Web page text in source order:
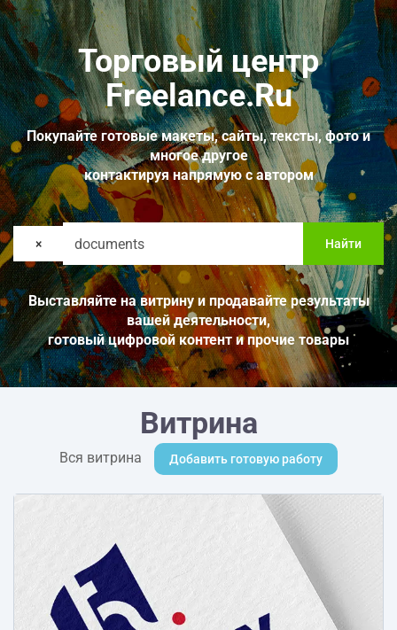
Торговый центр
Freelance.Ru
Покупайте готовые макеты, сайты, тексты, фото и
многое другое
контактируя напрямую с автором
× Найти
Выставляйте на витрину и продавайте результаты
вашей деятельности,
готовый цифровой контент и прочие товары
Витрина
Вся витрина Добавить готовую работу